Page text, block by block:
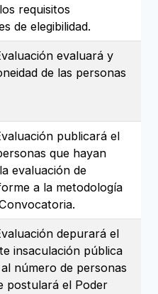
requisitos
de elegibilidad.
evaluará y
de las personas
publicará el
que hayan
evaluación de
a la metodología
depurará el
insaculación pública
número de personas
postulará el Poder